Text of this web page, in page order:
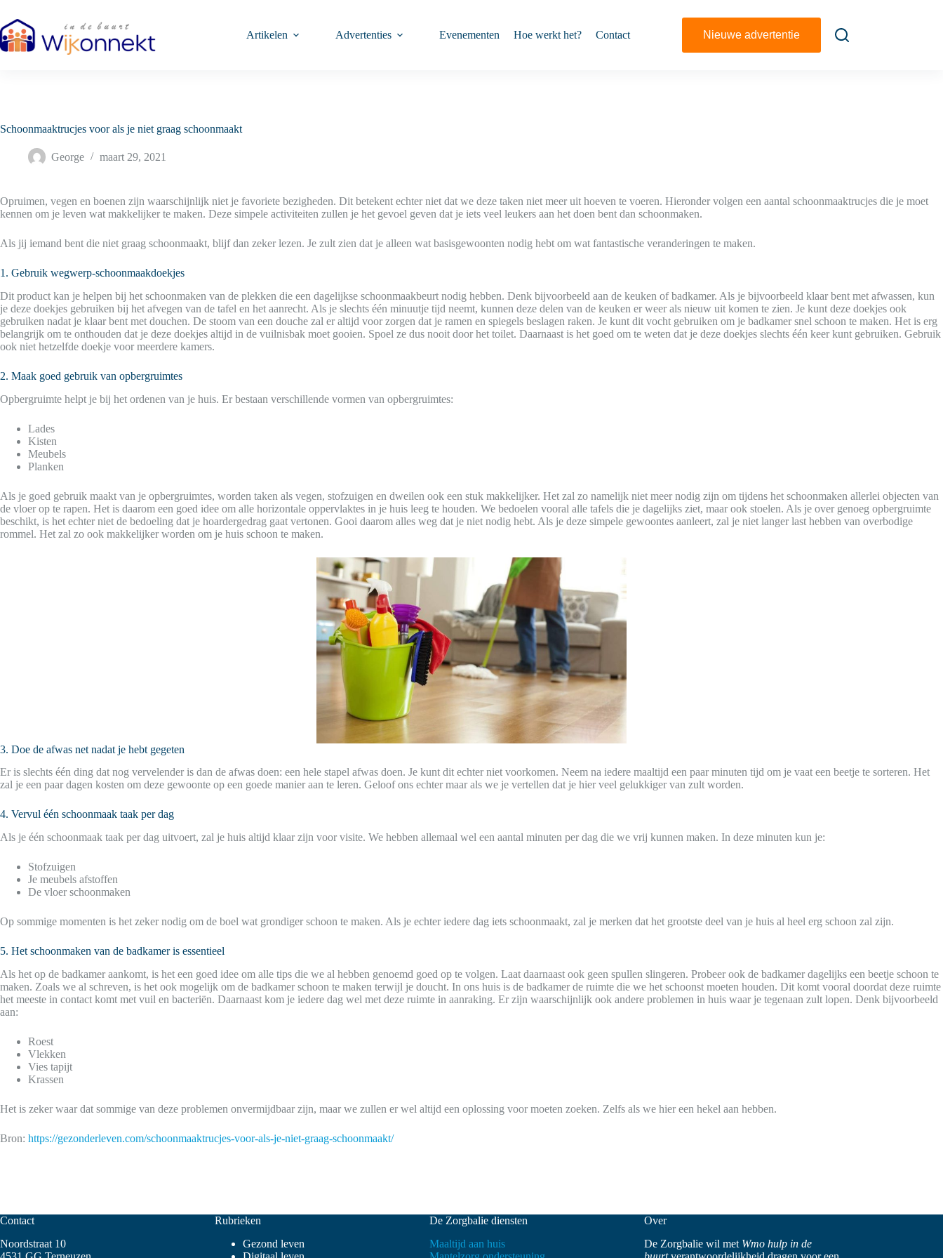
naar
de
inhoud
Artikelen Advertenties Evenementen Hoe werkt het? Contact Nieuwe advertentie
Schoonmaaktrucjes voor als je niet graag schoonmaakt
George maart 29, 2021
Opruimen, vegen en boenen zijn waarschijnlijk niet je favoriete bezigheden. Dit betekent echter niet dat we deze taken niet meer uit hoeven te voeren. Hieronder volgen een aantal schoonmaaktrucjes die je moet
kennen om je leven wat makkelijker te maken. Deze simpele activiteiten zullen je het gevoel geven dat je iets veel leukers aan het doen bent dan schoonmaken.
Als jij iemand bent die niet graag schoonmaakt, blijf dan zeker lezen. Je zult zien dat je alleen wat basisgewoonten nodig hebt om wat fantastische veranderingen te maken.
1. Gebruik wegwerp-schoonmaakdoekjes
Dit product kan je helpen bij het schoonmaken van de plekken die een dagelijkse schoonmaakbeurt nodig hebben. Denk bijvoorbeeld aan de keuken of badkamer. Als je bijvoorbeeld klaar bent met afwassen, kun
je deze doekjes gebruiken bij het afvegen van de tafel en het aanrecht. Als je slechts één minuutje tijd neemt, kunnen deze delen van de keuken er weer als nieuw uit komen te zien. Je kunt deze doekjes ook
gebruiken nadat je klaar bent met douchen. De stoom van een douche zal er altijd voor zorgen dat je ramen en spiegels beslagen raken. Je kunt dit vocht gebruiken om je badkamer snel schoon te maken. Het is erg
belangrijk om te onthouden dat je deze doekjes altijd in de vuilnisbak moet gooien. Spoel ze dus nooit door het toilet. Daarnaast is het goed om te weten dat je deze doekjes slechts één keer kunt gebruiken. Gebruik
ook niet hetzelfde doekje voor meerdere kamers.
2. Maak goed gebruik van opbergruimtes
Opbergruimte helpt je bij het ordenen van je huis. Er bestaan verschillende vormen van opbergruimtes:
Lades
Kisten
Meubels
Planken
Als je goed gebruik maakt van je opbergruimtes, worden taken als vegen, stofzuigen en dweilen ook een stuk makkelijker. Het zal zo namelijk niet meer nodig zijn om tijdens het schoonmaken allerlei objecten van
de vloer op te rapen. Het is daarom een goed idee om alle horizontale oppervlaktes in je huis leeg te houden. We bedoelen vooral alle tafels die je dagelijks ziet, maar ook stoelen. Als je over genoeg opbergruimte
beschikt, is het echter niet de bedoeling dat je hoardergedrag gaat vertonen. Gooi daarom alles weg dat je niet nodig hebt. Als je deze simpele gewoontes aanleert, zal je niet langer last hebben van overbodige
rommel. Het zal zo ook makkelijker worden om je huis schoon te maken.
3. Doe de afwas net nadat je hebt gegeten
Er is slechts één ding dat nog vervelender is dan de afwas doen: een hele stapel afwas doen. Je kunt dit echter niet voorkomen. Neem na iedere maaltijd een paar minuten tijd om je vaat een beetje te sorteren. Het
zal je een paar dagen kosten om deze gewoonte op een goede manier aan te leren. Geloof ons echter maar als we je vertellen dat je hier veel gelukkiger van zult worden.
4. Vervul één schoonmaak taak per dag
Als je één schoonmaak taak per dag uitvoert, zal je huis altijd klaar zijn voor visite. We hebben allemaal wel een aantal minuten per dag die we vrij kunnen maken. In deze minuten kun je:
Stofzuigen
Je meubels afstoffen
De vloer schoonmaken
Op sommige momenten is het zeker nodig om de boel wat grondiger schoon te maken. Als je echter iedere dag iets schoonmaakt, zal je merken dat het grootste deel van je huis al heel erg schoon zal zijn.
5. Het schoonmaken van de badkamer is essentieel
Als het op de badkamer aankomt, is het een goed idee om alle tips die we al hebben genoemd goed op te volgen. Laat daarnaast ook geen spullen slingeren. Probeer ook de badkamer dagelijks een beetje schoon te
maken. Zoals we al schreven, is het ook mogelijk om de badkamer schoon te maken terwijl je doucht. In ons huis is de badkamer de ruimte die we het schoonst moeten houden. Dit komt vooral doordat deze ruimte
het meeste in contact komt met vuil en bacteriën. Daarnaast kom je iedere dag wel met deze ruimte in aanraking. Er zijn waarschijnlijk ook andere problemen in huis waar je tegenaan zult lopen. Denk bijvoorbeeld
aan:
Roest
Vlekken
Vies tapijt
Krassen
Het is zeker waar dat sommige van deze problemen onvermijdbaar zijn, maar we zullen er wel altijd een oplossing voor moeten zoeken. Zelfs als we hier een hekel aan hebben.
Bron: https://gezonderleven.com/schoonmaaktrucjes-voor-als-je-niet-graag-schoonmaakt/
Contact
Noordstraat 10
Rubrieken
Gezond leven
De Zorgbalie diensten
Maaltijd aan huis
Over
De Zorgbalie wil met Wmo hulp in de